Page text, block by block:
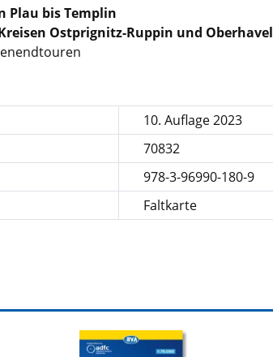
Plau bis Templin
Ostprignitz-Ruppin und Oberhavel
10. Auflage 2023
70832
978-3-96990-180-9
Faltkarte